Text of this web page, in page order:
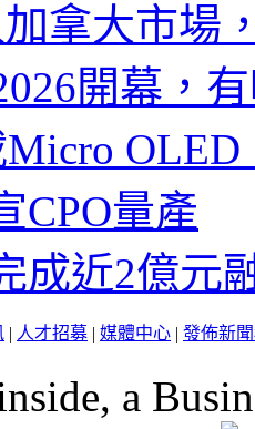
拿大市場
開幕，
CPO量產
成近2億元
| 人才招募 | 媒體中心 | 發佈新
a